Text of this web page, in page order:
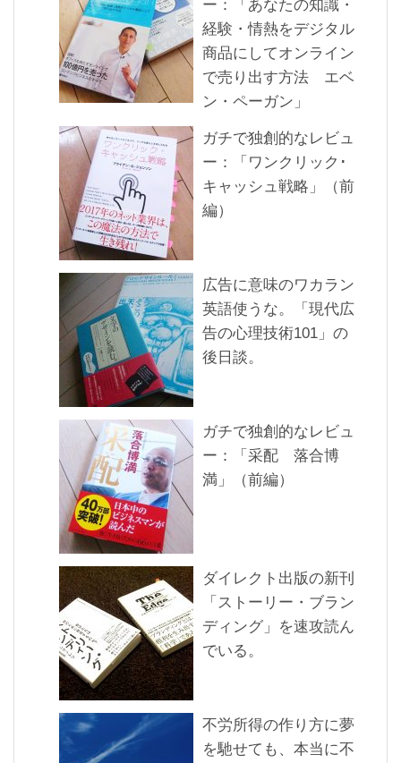
ー：「あなたの知識・
経験・情熱をデジタル
商品にしてオンライン
で売り出す方法 エベ
ン・ペーガン」
ガチで独創的なレビュ
ー：「ワンクリック･
キャッシュ戦略」（前
編）
広告に意味のワカラン
英語使うな。「現代広
告の心理技術101」の
後日談。
ガチで独創的なレビュ
ー：「采配 落合博
満」（前編）
ダイレクト出版の新刊
「ストーリー・ブラン
ディング」を速攻読ん
でいる。
不労所得の作り方に夢
を馳せても、本当に不